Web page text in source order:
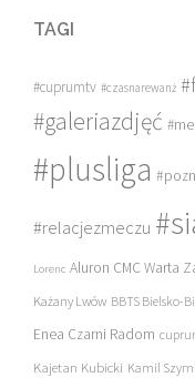
TAGI
#cuprumtv #czasnarewanż
#galeriazdjęć
#plusliga
#relacjezmeczu
Lorenc Aluron CMC Warta
Każany Lwów BBTS Bielsko-
Enea Czarni Radom
Kajetan Kubicki Kamil